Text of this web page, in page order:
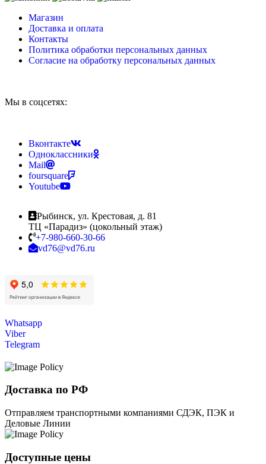
Магазин
Доставка и оплата
Контакты
Политика обработки персональных данных
Согласие на обработку персональных данных
Мы в соцсетях:
Вконтакте
Одноклассники
Mail
foursquare
Youtube
Рыбинск, ул. Крестовая, д. 81
ТЦ «Парадиз» (цокольный этаж)
+7-980-660-30-66
vd76@vd76.ru
Whatsapp
Viber
Telegram
Доставка по РФ
Отправляем транспортными компаниями СДЭК, ПЭК и
Деловые Линии
Доступные цены